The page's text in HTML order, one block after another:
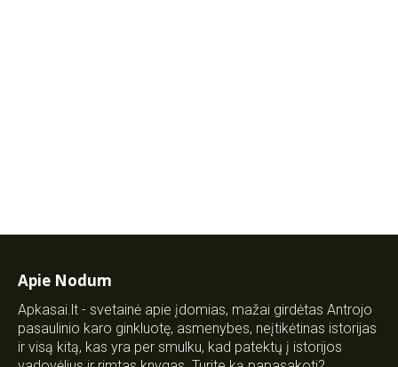
Apie Nodum
Apkasai.lt - svetainė apie įdomias, mažai girdėtas Antrojo
pasaulinio karo ginkluotę, asmenybes, neįtikėtinas istorijas
ir visą kitą, kas yra per smulku, kad patektų į istorijos